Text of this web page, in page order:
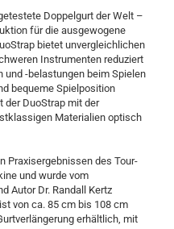
Doppelgurt der Welt –
für die ausgewogene
bietet unvergleichlichen
Instrumenten reduziert
und -belastungen beim Spielen
bequeme Spielposition
der DuoStrap mit der
Materialien optisch
Praxisergebnissen des Tour-
und wurde vom
Autor Dr. Randall Kertz
von ca. 85 cm bis 108 cm
erhältlich, mit